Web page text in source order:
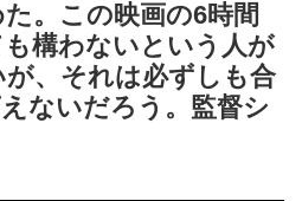
。この映画の6時間
構わないという人が
、それは必ずしも合
ないだろう。監督シ